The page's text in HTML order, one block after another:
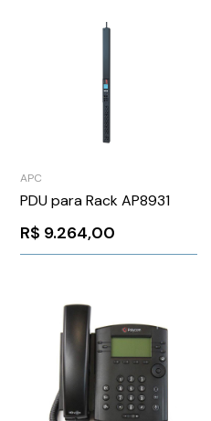
APC
PDU para Rack AP8931
R$ 9.264,00